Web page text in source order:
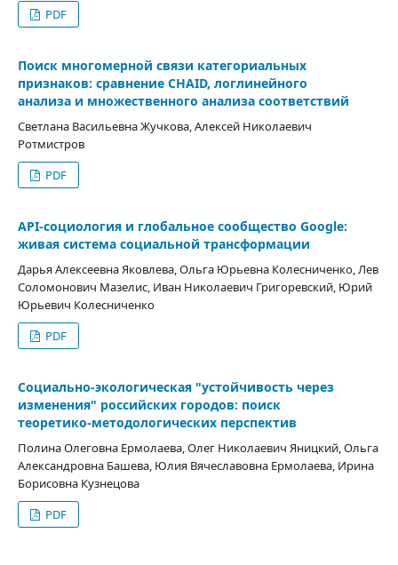
PDF
Поиск многомерной связи категориальных
признаков: сравнение CHAID, логлинейного
анализа и множественного анализа соответствий
Светлана Васильевна Жучкова, Алексей Николаевич
Ротмистров
PDF
API-социология и глобальное сообщество Google:
живая система социальной трансформации
Дарья Алексеевна Яковлева, Ольга Юрьевна Колесниченко, Лев
Соломонович Мазелис, Иван Николаевич Григоревский, Юрий
Юрьевич Колесниченко
PDF
Социально-экологическая "устойчивость через
изменения" российских городов: поиск
теоретико-методологических перспектив
Полина Олеговна Ермолаева, Олег Николаевич Яницкий, Ольга
Александровна Башева, Юлия Вячеславовна Ермолаева, Ирина
Борисовна Кузнецова
PDF